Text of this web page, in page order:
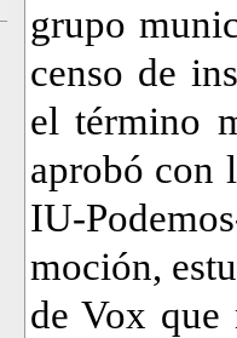
grupo
censo de
el término
aprobó con
IU-
moción,
de Vox que